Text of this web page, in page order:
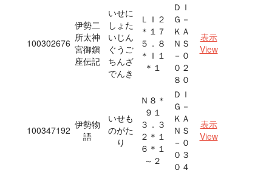
100302676
伊勢二
所太神
宮御鎭
座伝記
いせに
しょた
いじん
ぐうご
ちんざ
でんき
ＬＩ２
＊１７
５．８
＊Ｉ１
＊１
ＤＩ
Ｇ－
ＫＡ
ＮＳ
－０
０２
８０
表示
View
100347192 伊勢物
語
いせも
のがた
り
Ｎ８＊
９１
３．３
２＊１
６＊１
～２
ＤＩ
Ｇ－
ＫＡ
ＮＳ
－０
０３
０４
表示
View